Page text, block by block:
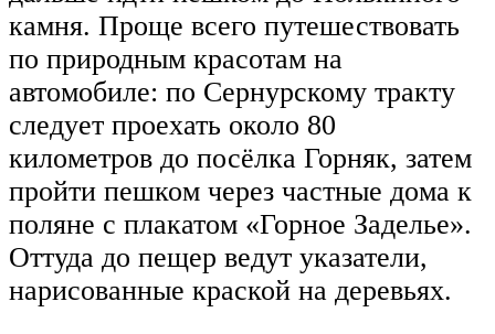
камня. Проще всего путешествовать
по природным красотам на
автомобиле: по Сернурскому тракту
следует проехать около 80
километров до посёлка Горняк, затем
пройти пешком через частные дома к
поляне с плакатом «Горное Заделье».
Оттуда до пещер ведут указатели,
нарисованные краской на деревьях.